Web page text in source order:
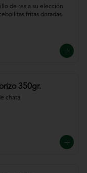
de res a su elección
fritas doradas.
350gr.
chata.